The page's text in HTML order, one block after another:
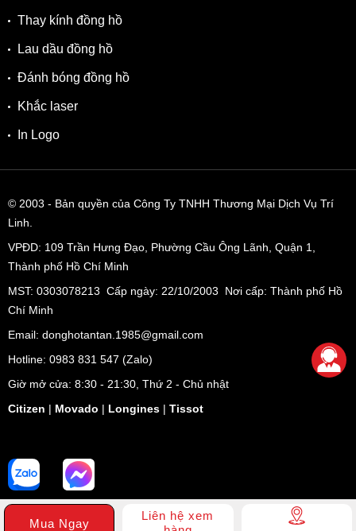
Mua Ngay
Liên hệ xem
Thay kính đồng hồ
Lau dầu đồng hồ
Đánh bóng đồng hồ
Khắc laser
In Logo
© 2003 - Bản quyền của Công Ty TNHH Thương Mại Dịch Vụ Trí
Linh.
VPĐD: 109 Trần Hưng Đạo, Phường Cầu Ông Lãnh, Quận 1,
Thành phố Hồ Chí Minh
MST: 0303078213 Cấp ngày: 22/10/2003 Nơi cấp: Thành phố Hồ
Chí Minh
Email: donghotantan.1985@gmail.com
Hotline: 0983 831 547 (Zalo)
Giờ mở cửa: 8:30 - 21:30, Thứ 2 - Chủ nhật
Citizen | Movado | Longines | Tissot